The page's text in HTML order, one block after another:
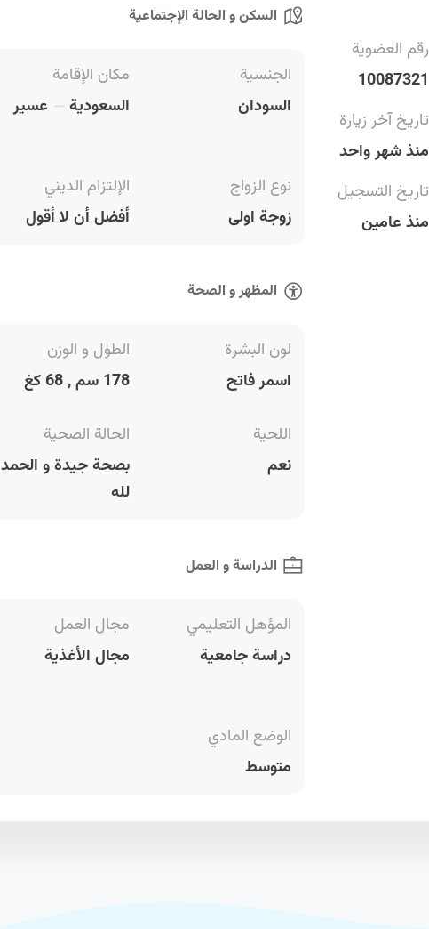
رقم العضوية
10087321
تاريخ آخر زيارة
منذ شهر واحد
تاريخ التسجيل
منذ عامين
السكن و الحالة الإجتماعية
الجنسية
السودان
مكان الإقامة
السعودية
عسير
نوع الزواج
زوجة اولى
الإلتزام الديني
أفضل أن لا أقول
المظهر و الصحة
لون البشرة
اسمر فاتح
الطول و الوزن
178 سم , 68 كغ
اللحية
نعم
الحالة الصحية
بصحة جيدة و الحمد
لله
الدراسة و العمل
المؤهل التعليمي
دراسة جامعية
مجال العمل
مجال الأغذية
الوضع المادي
متوسط